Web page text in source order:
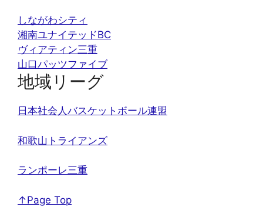
しながわシティ
湘南ユナイテッドBC
ヴィアティン三重
山口パッツファイブ
地域リーグ
日本社会人バスケットボール連盟
和歌山トライアンズ
ランポーレ三重
↑Page Top